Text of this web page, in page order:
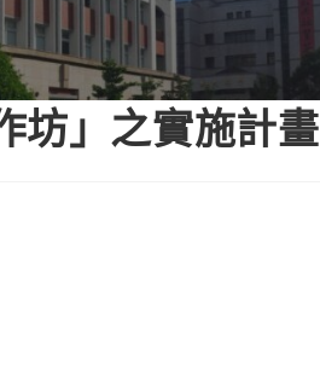
坊」之實施計畫